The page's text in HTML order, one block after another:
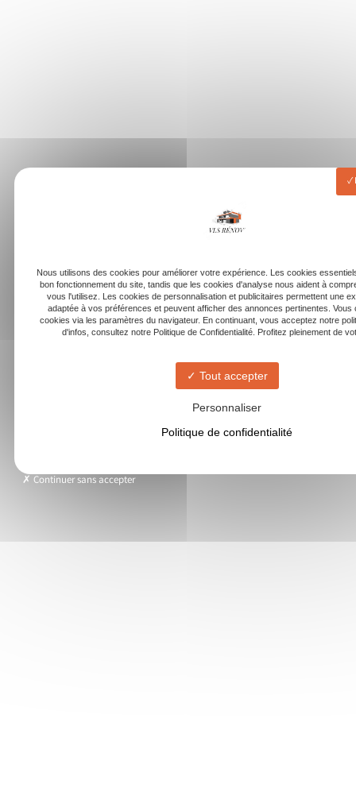
Nous utilisons des cookies pour améliorer votre expérience. Les cookies
bon fonctionnement du site, tandis que les cookies d'analyse nous aident à
vous l'utilisez. Les cookies de personnalisation et publicitaires permettent une
adaptée à vos préférences et peuvent afficher des annonces pertinentes. Vous
cookies via les paramètres du navigateur. En continuant, vous acceptez notre
d'infos, consultez notre Politique de Confidentialité. Profitez pleinement de
Tout accepter
Personnaliser
Politique de confidentialité
Continuer sans accepter